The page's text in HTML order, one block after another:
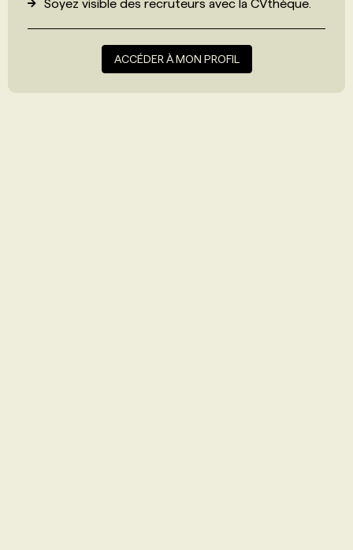
Soyez visible des recruteurs avec la CVthèque
ACCÉDER À MON PROFIL